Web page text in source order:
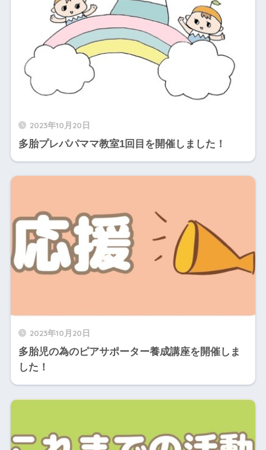
2023年10月20日
多胎プレパパママ教室1回目を開催しました！
2023年10月20日
多胎児の為のピアサポーター養成講座を開催しま
した！